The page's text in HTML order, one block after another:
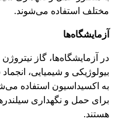
مختلف استفاده می‌شوند.
آزمایشگاه‌ها
در آزمایشگاه‌ها، گاز
بیولوژیکی و شیمیایی،
به اکسیداسیون استفاده
برای حمل و نگهداری
هستند.